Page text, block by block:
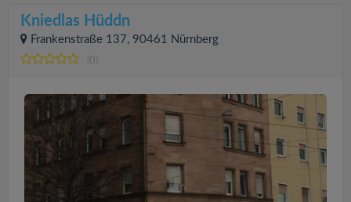
Kniedlas Hüddn
Frankenstraße 137, 90461 Nürnberg
(0)